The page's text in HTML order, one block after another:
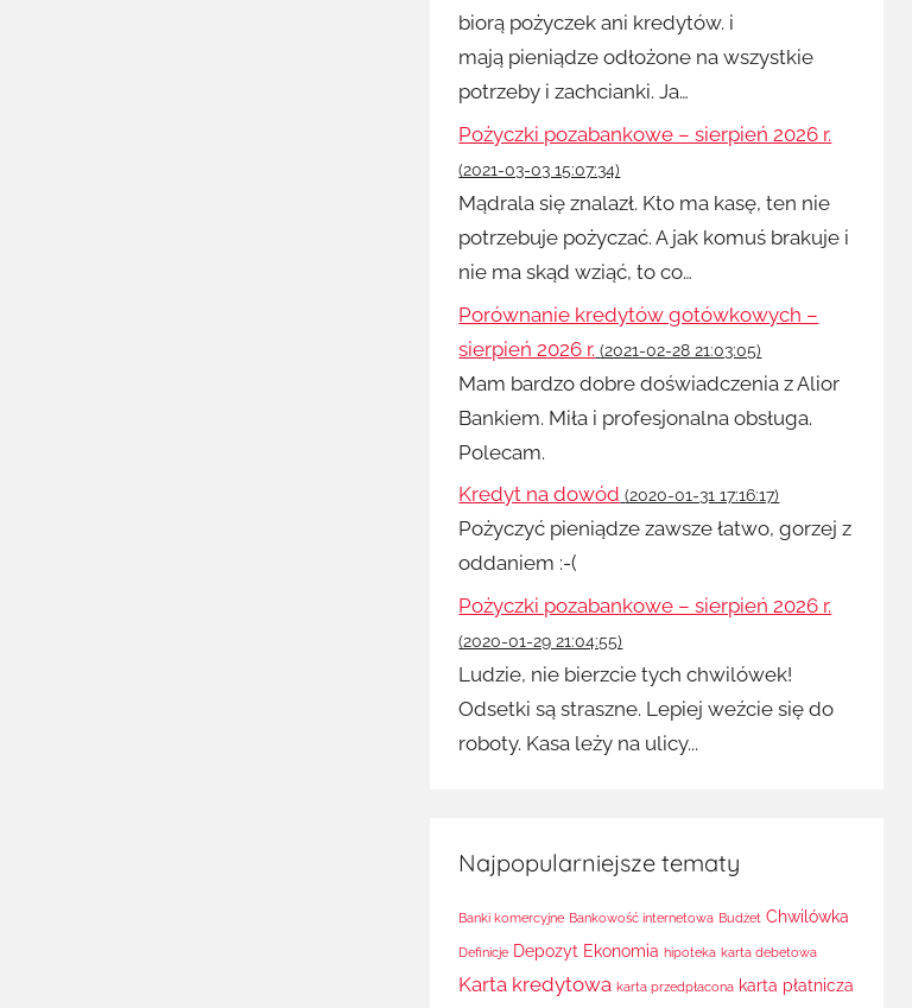
biorą pożyczek ani kredytów. i
mają pieniądze odłożone na wszystkie
potrzeby i zachcianki. Ja…
Pożyczki pozabankowe – sierpień 2026 r.
(2021-03-03 15:07:34)
Mądrala się znalazł. Kto ma kasę, ten nie
potrzebuje pożyczać. A jak komuś brakuje i
nie ma skąd wziąć, to co…
Porównanie kredytów gotówkowych –
sierpień 2026 r. (2021-02-28 21:03:05)
Mam bardzo dobre doświadczenia z Alior
Bankiem. Miła i profesjonalna obsługa.
Polecam.
Kredyt na dowód (2020-01-31 17:16:17)
Pożyczyć pieniądze zawsze łatwo, gorzej z
oddaniem :-(
Pożyczki pozabankowe – sierpień 2026 r.
(2020-01-29 21:04:55)
Ludzie, nie bierzcie tych chwilówek!
Odsetki są straszne. Lepiej weźcie się do
roboty. Kasa leży na ulicy...
Najpopularniejsze tematy
Banki komercyjne Bankowość internetowa Budżet Chwilówka
Definicje Depozyt Ekonomia hipoteka karta debetowa
Karta kredytowa karta przedpłacona karta płatnicza